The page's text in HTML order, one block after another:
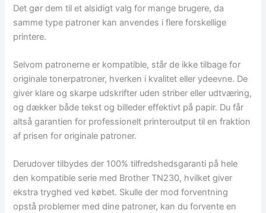
Det gør dem til et alsidigt valg for mange brugere, da
samme type patroner kan anvendes i flere forskellige
printere.
Selvom patronerne er kompatible, står de ikke tilbage for
originale tonerpatroner, hverken i kvalitet eller ydeevne. De
giver klare og skarpe udskrifter uden striber eller udtværing,
og dækker både tekst og billeder effektivt på papir. Du får
altså garantien for professionelt printeroutput til en fraktion
af prisen for originale patroner.
Derudover tilbydes der 100% tilfredshedsgaranti på hele
den kompatible serie med Brother TN230, hvilket giver
ekstra tryghed ved købet. Skulle der mod forventning
opstå problemer med dine patroner, kan du forvente en